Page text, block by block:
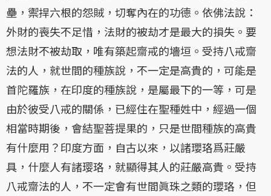
壘，禦捍六根的怨賊，切奪內在的功德。依佛法說：
外財的喪失不足惜，法財的被劫才是最大的損失。要
想法財不被劫取，唯有築起齋戒的墻垣。受持八戒齋
法的人，就世間的種族說，不一定是高貴的，可能是
首陀羅族，在印度的種族說，是屬最下的一等，可是
由於彼受八戒的關係，已經住在聖種姓中，經過一個
相當時期後，會結聖菩提果的，只是世間種族的高貴
有什麼用？印度方面，自古以來，以諸瓔珞爲莊嚴
具，什麼人有諸璎珞，就顯得其人的莊嚴高貴。受持
八戒齋法的人，不一定會有世間眞珠之類的瓔珞，但